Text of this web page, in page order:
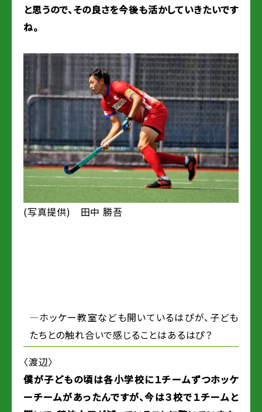
と思うので、その良さを今後も活かしていきたいです
ね。
(写真提供) 田中 勝吾
―ホッケー教室なども開いているはぴが、子ども
たちとの触れ合いで感じることはあるはぴ？
〈渡辺〉
僕が子どもの頃は各小学校に１チームずつホッケ
ーチームがあったんですが、今は３校で１チームと